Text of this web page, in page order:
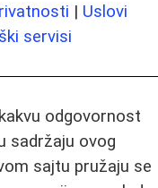
| Uslovi
servisi
odgovornost
sadržaju ovog
sajtu pružaju se